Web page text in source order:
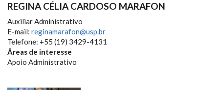
REGINA CÉLIA CARDOSO MARAFON
Auxiliar Administrativo
E-mail: reginamarafon@usp.br
Telefone: +55 (19) 3429-4131
Áreas de interesse
Apoio Administrativo